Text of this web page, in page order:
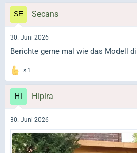
Secans
30. Juni 2026
Berichte gerne mal wie das Modell
1
Hipira
30. Juni 2026